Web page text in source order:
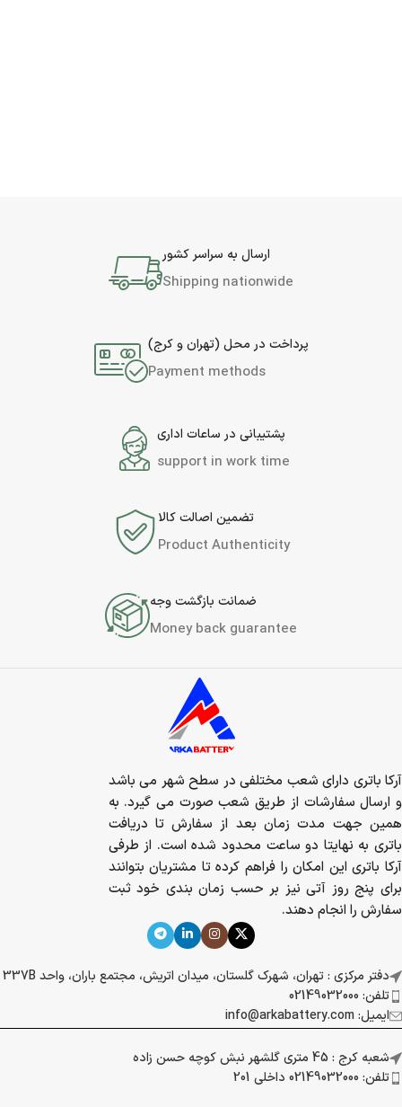
ارسال به سراسر کشور
Shipping nationwide
پرداخت در محل (تهران و کرج)
Payment methods
پشتیبانی در ساعات اداری
support in work time
تضمین اصالت کالا
Product Authenticity
ضمانت بازگشت وجه
Money back guarantee
آرکا باتری دارای شعب مختلفی در سطح شهر می باشد
و ارسال سفارشات از طریق شعب صورت می گیرد. به
همین جهت مدت زمان بعد از سفارش تا دریافت
باتری به نهایتا دو ساعت محدود شده است. از طرفی
آرکا باتری این امکان را فراهم کرده تا مشتریان بتوانند
برای پنج روز آتی نیز بر حسب زمان بندی خود ثبت
سفارش را انجام دهند.
دفتر مرکزی : تهران، شهرک گلستان، میدان اتریش، مجتمع باران، واحد 337B
تلفن: 02149032000
ایمیل: info@arkabattery.com
شعبه کرج : 45 متری گلشهر نبش کوچه حسن زاده
تلفن: 02149032000 داخلی 201